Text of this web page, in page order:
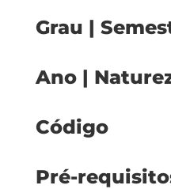
Grau |
Ano |
Código
Pré-